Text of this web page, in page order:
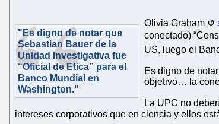
"Es digno de notar que
Sebastian Bauer de la
Unidad Investigativa fue
“Oficial de Etica” para el
Banco Mundial en
Washington."
Olivia Graham
conectado)
US, luego el
Es digno de
objetivo… la
La UPC no
intereses corporativos que en ciencia y ellos